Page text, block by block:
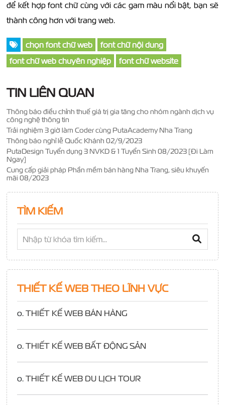
để kết hợp font chữ cùng với các gam màu nổi bật, bạn sẽ
thành công hơn với trang web.
chọn font chữ web
font chữ nội dung
font chữ web chuyên nghiệp
font chữ website
TIN LIÊN QUAN
Thông báo điều chỉnh thuế giá trị gia tăng cho nhóm ngành dịch vụ
công nghệ thông tin
Trải nghiệm 3 giờ làm Coder cùng PutaAcademy Nha Trang
Thông báo nghỉ lễ Quốc Khánh 02/9/2023
PutaDesign Tuyển dụng 3 NVKD & 1 Tuyển Sinh 08/2023 [Đi Làm
Ngay]
Cung cấp giải pháp Phần mềm bán hàng Nha Trang, siêu khuyến
mãi 08/2023
TÌM KIẾM
THIẾT KẾ WEB THEO LĨNH VỰC
o. THIẾT KẾ WEB BÁN HÀNG
o. THIẾT KẾ WEB BẤT ĐỘNG SẢN
o. THIẾT KẾ WEB DU LỊCH TOUR